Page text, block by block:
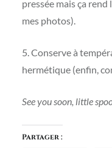
pressée mais ça
mes photos).
5. Conserve à
hermétique (enfin,
See you soon, little
Partager :